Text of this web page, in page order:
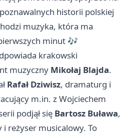
historii polskiej
muzyka, która ma
minut 🎶
krakowski
muzyczny Mikołaj Blajda.
Rafał Dziwisz, dramaturg i
m.in. z Wojciechem
podjął się Bartosz Buława,
reżyser musicalowy. To